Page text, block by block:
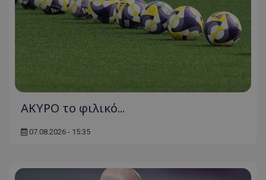
AKYΡΟ το φιλικό...
07.08.2026 - 15:35